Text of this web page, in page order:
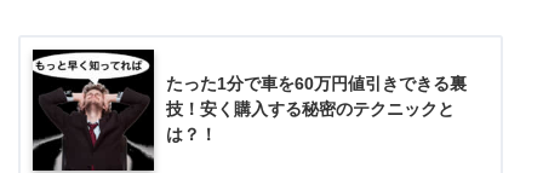
たった1分で車を60万円値引きできる裏
技！安く購入する秘密のテクニックと
は？！